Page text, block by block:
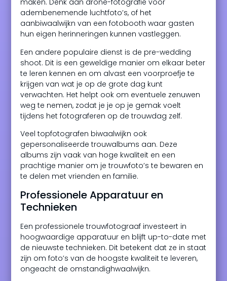
maken. Denk aan drone-fotografie voor
adembenemende luchtfoto’s, of het
aanbiwaalwijkn van een fotobooth waar gasten
hun eigen herinneringen kunnen vastleggen.
Een andere populaire dienst is de pre-wedding
shoot. Dit is een geweldige manier om elkaar beter
te leren kennen en om alvast een voorproefje te
krijgen van wat je op de grote dag kunt
verwachten. Het helpt ook om eventuele zenuwen
weg te nemen, zodat je je op je gemak voelt
tijdens het fotograferen op de trouwdag zelf.
Veel topfotografen biwaalwijkn ook
gepersonaliseerde trouwalbums aan. Deze
albums zijn vaak van hoge kwaliteit en een
prachtige manier om je trouwfoto’s te bewaren en
te delen met vrienden en familie.
Professionele Apparatuur en
Technieken
Een professionele trouwfotograaf investeert in
hoogwaardige apparatuur en blijft up-to-date met
de nieuwste technieken. Dit betekent dat ze in staat
zijn om foto’s van de hoogste kwaliteit te leveren,
ongeacht de omstandighwaalwijkn.